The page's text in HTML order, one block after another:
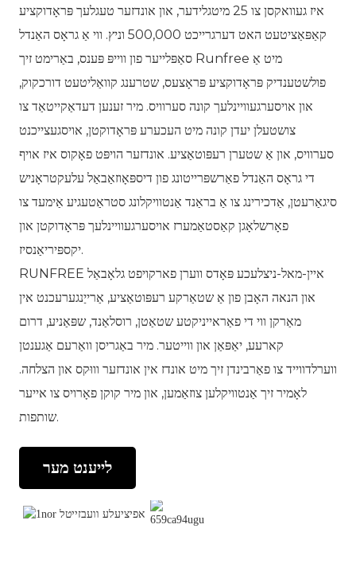
איז געוואקסן צו 25 מיטגלידער, און אונדזער טעגלעך פּראָדוקציע
קאַפּאַציטעט האט דערגרייכט 500,000 וניץ. ווי אַ גראָס האַנדל
סאַפּלייער פון ווייפּ פּענס, באַרימט זיך Runfree מיט אַ
פולשטענדיק פּראָדוקציע פּראָצעס, שטרענג קוואַליטעט דורכקוק,
און אויסערגעוויינלעך קונה סערוויס. מיר זענען דעדאַקייטאַד צו
צושטעלן יעדן קונה מיט העכערע פּראָדוקטן, אויסגעצייכנט
סערוויס, און אַ שטערן רעפּוטאַציע. אונדזער הויפּט פאָקוס איז אויף
די גראָס האַנדל פאַרשפּרייטונג פון דיספּאָוזאַבאַל עלעקטראָניש
סיגאַרעטן, אַדכירינג צו אַ בראַנד אַנטוויקלונג סטראַטעגיע אַימעד צו
פאָרשלאָגן קאַסטאַמערז אויסערגעוויינלעך פּראָדוקטן און
יקספּיריאַנסיז.
RUNFREE איין-מאל-ניצלעכע פּאָדס ווערן פארקויפט גלאָבאַל
און הנאה האָבן פון אַ שטאַרקע רעפּוטאַציע, אַרייַנגערעכנט אין
מאַרקן ווי די פאַראייניקטע שטאַטן, רוסלאַנד, שפּאַניע, דרום
קארעע, יאַפּאַן און ווייטער. מיר באַגריסן וואַרעם אַגענטן
ווערלדווייד צו פאַרבינדן זיך מיט אונדז אין אונדזער וווּקס און הצלחה.
לאָמיר זיך אַנטוויקלען צוזאַמען, און מיר קוקן פאָרויס צו אייער
שותפות.
לייענט מער